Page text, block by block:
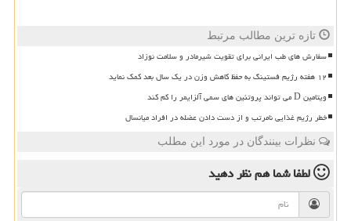
تازه ترین مطالب مرتبط
سفارش های طب ایرانی برای تقویت شیرمادر و سلامت نوزاد
۱۲ هفته رژیم فستینگ به حفظ کاهش وزن در یک سال بعد کمک نماید
ویتامین D می تواند پروتئین های سمی آلزایمر را کم کند
خطر رژیم غذایی نامرتب و از دست دادن عضله در افراد میانسال
نظرات بینندگان در مورد این مطلب
لطفا شما همنظر دهید